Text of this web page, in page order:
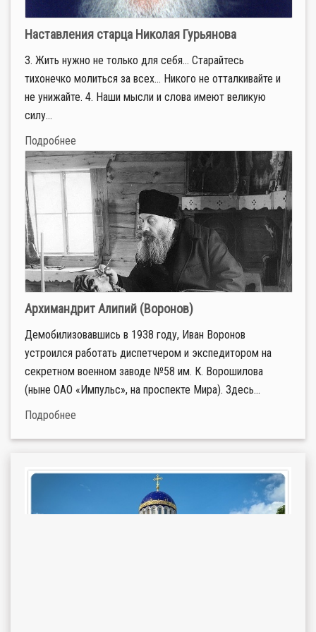
Наставления старца Николая Гурьянова
3. Жить нужно не только для себя… Старайтесь
тихонечко молиться за всех… Никого не отталкивайте и
не унижайте. 4. Наши мысли и слова имеют великую
силу...
Подробнее
Архимандрит Алипий (Воронов)
Демобилизовавшись в 1938 году, Иван Воронов
устроился работать диспетчером и экспедитором на
секретном военном заводе №58 им. К. Ворошилова
(ныне ОАО «Импульс», на проспекте Мира). Здесь...
Подробнее